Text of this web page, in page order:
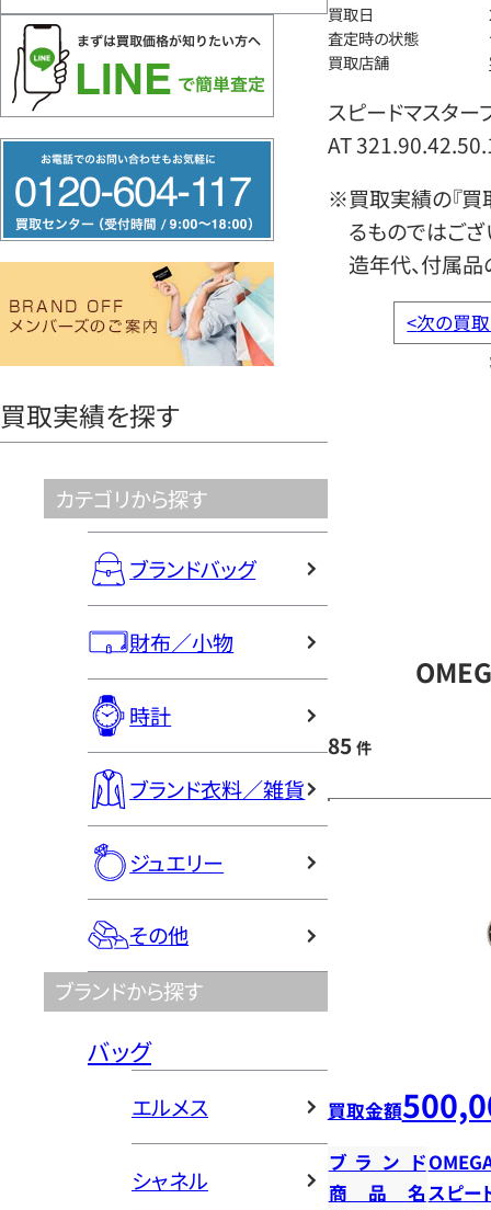
リ
ー
ヤ
買取実績を探す
カテゴリから探す
ブランドバッグ
財布／小物
時計
ブランド衣料／雑貨
ジュエリー
その他
ブランドから探す
バッグ
エルメス
シャネル
買取日
査定時の状態
買取店舗
スピードマスター
AT
※買取実績の『買
るものではござ
造年代、付属品
<次の買
85 件
買取金額
ブランド
商品名スピー